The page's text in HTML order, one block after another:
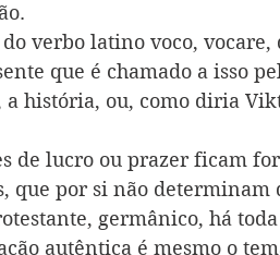
do verbo latino voco,
que é chamado a isso
a história, ou, como diria
de lucro ou prazer ficam
que por si não
germânico, há
autêntica é mesmo o